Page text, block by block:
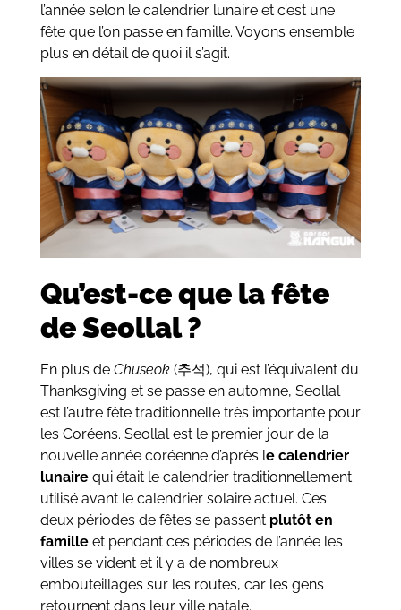
l’année selon le calendrier lunaire et c’est une
fête que l’on passe en famille. Voyons ensemble
plus en détail de quoi il s’agit.
Qu’est-ce que la fête
de Seollal ?
En plus de Chuseok(추석), qui est l’équivalent du
Thanksgiving et se passe en automne, Seollal
est l’autre fête traditionnelle très importante pour
les Coréens. Seollal est le premier jour de la
nouvelle année coréenne d’après le calendrier
lunairequi était le calendrier traditionnellement
utilisé avant le calendrier solaire actuel. Ces
deux périodes de fêtes se passent plutôt en
familleet pendant ces périodes de l’année les
villes se vident et il y a de nombreux
embouteillages sur les routes, car les gens
retournent dans leur ville natale.